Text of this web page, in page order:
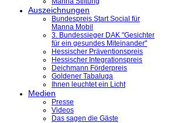
Auszeichnungen
Bundespreis Start Social für
Manna Mobil
3. Bundessieger DAK "Gesichter
für ein gesundes Miteinander"
Hessischer Präventionspreis
Hessischer Integrationspreis
Deichmann Förderpreis
Goldener Tabaluga
Ihnen leuchtet ein Licht
Medien
Presse
Videos
Das sagen die Gäste